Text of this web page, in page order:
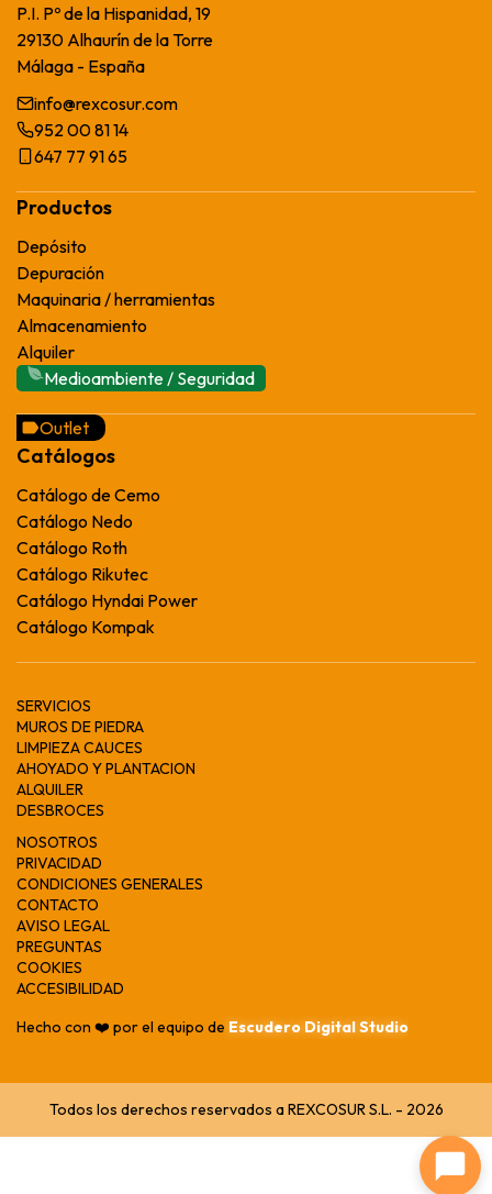
P.I. Pº de la Hispanidad, 19
29130 Alhaurín de la Torre
Málaga - España
info@rexcosur.com
952 00 81 14
647 77 91 65
Productos
Depósito
Depuración
Maquinaria / herramientas
Almacenamiento
Alquiler
Medioambiente / Seguridad
Outlet
Catálogos
Catálogo de Cemo
Catálogo Nedo
Catálogo Roth
Catálogo Rikutec
Catálogo Hyndai Power
Catálogo Kompak
SERVICIOS
MUROS DE PIEDRA
LIMPIEZA CAUCES
AHOYADO Y PLANTACION
ALQUILER
DESBROCES
NOSOTROS
PRIVACIDAD
CONDICIONES GENERALES
CONTACTO
AVISO LEGAL
PREGUNTAS
COOKIES
ACCESIBILIDAD
Hecho con ❤️ por el equipo de Escudero Digital Studio
Todos los derechos reservados a REXCOSUR S.L. - 2026